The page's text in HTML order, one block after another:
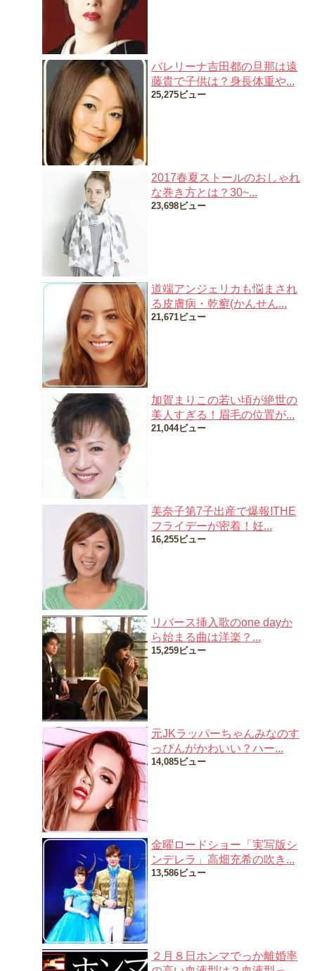
バレリーナ吉田都の旦那は遠
藤貴で子供は？身長体重や...
25,275ビュー
2017春夏ストールのおしゃれ
な巻き方とは？30~...
23,698ビュー
道端アンジェリカも悩まされ
る皮膚病・乾癬(かんせん...
21,671ビュー
加賀まりこの若い頃が絶世の
美人すぎる！眉毛の位置が...
21,044ビュー
美奈子第7子出産で爆報!THE
フライデーが密着！妊...
16,255ビュー
リバース挿入歌のone dayか
ら始まる曲は洋楽？...
15,259ビュー
元JKラッパーちゃんみなのす
っぴんがかわいい？ハー...
14,085ビュー
金曜ロードショー「実写版シ
ンデレラ」高畑充希の吹き...
13,586ビュー
２月８日ホンマでっか離婚率